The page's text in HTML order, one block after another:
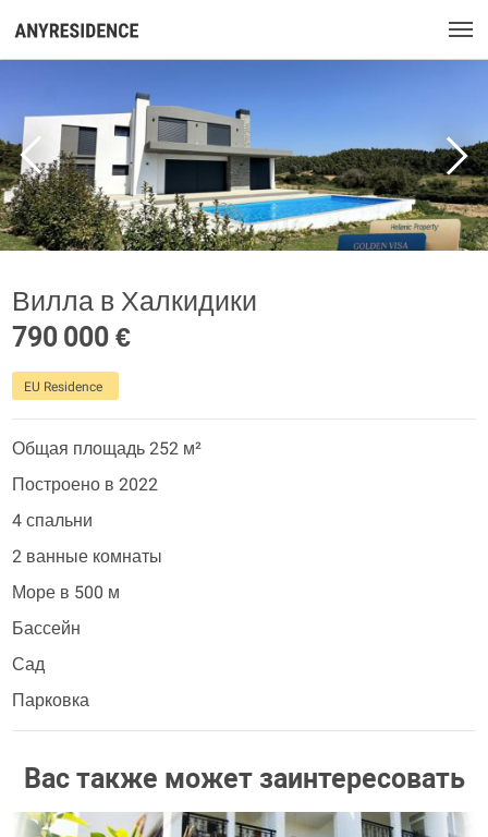
Вилла в Халкидики
790 000 €
EU Residence
Общая площадь 252 м²
Построено в 2022
4 спальни
2 ванные комнаты
Море в 500 м
Бассейн
Сад
Парковка
Вас также может заинтересовать